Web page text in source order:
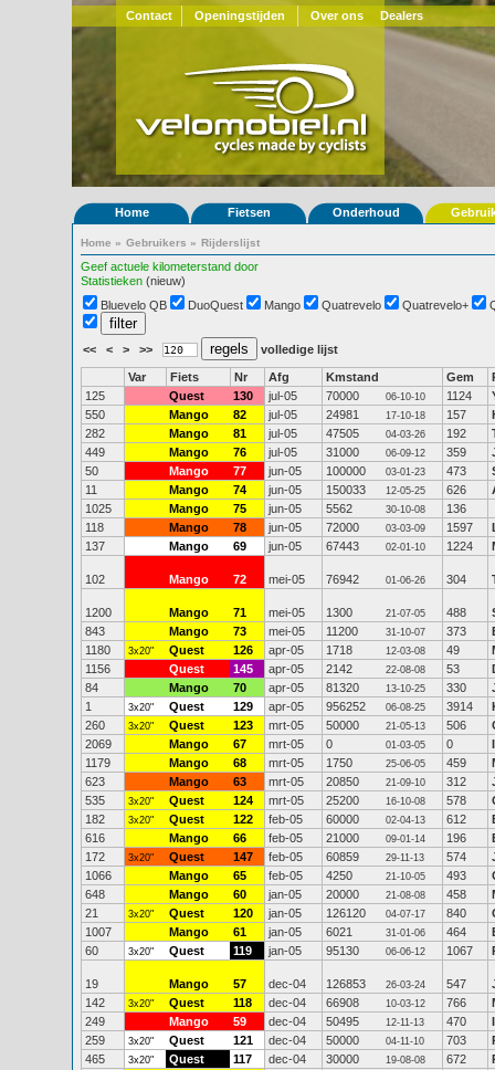
Contact Openingstijden Over ons Dealers
Home Fietsen Onderhoud
Home » Gebruikers » Rijderslijst
Geef actuele kilometerstand door
Statistieken (nieuw)
Bluevelo QB
DuoQuest Mango Quatrevelo Quatrevelo+
<< < > >> volledige lijst
Var Fiets Nr Afg Kmstand Gem
125
Quest 130 jul-05 70000 06-10-10 1124
550
Mango 82 jul-05 24981 17-10-18 157
282
Mango 81 jul-05 47505 04-03-26 192
449
Mango 76 jul-05 31000 06-09-12 359
50
Mango 77 jun-05 100000 03-01-23 473
11
Mango 74 jun-05 150033 12-05-25 626
1025
Mango 75 jun-05 5562 30-10-08
136
118
Mango 78 jun-05 72000 03-03-09 1597
137
Mango 69 jun-05 67443 02-01-10 1224
102 Mango 72 mei-05 76942 01-06-26 304
1200 Mango 71 mei-05 1300 21-07-05 488
843
Mango 73 mei-05 11200 31-10-07 373
1180
3x20" Quest 126 apr-05 1718 12-03-08 49
1156
Quest 145 apr-05 2142 22-08-08 53
84
Mango 70 apr-05 81320 13-10-25 330
1
3x20" Quest 129 apr-05 956252 06-08-25 3914
260
3x20" Quest 123 mrt-05 50000 21-05-13 506
2069
Mango 67 mrt-05 0 01-03-05 0
1179
Mango 68 mrt-05 1750 25-06-05 459
623
Mango 63 mrt-05 20850 21-09-10 312
535
3x20" Quest 124 mrt-05 25200 16-10-08 578
182
3x20" Quest 122 feb-05 60000 02-04-13 612
616
Mango 66 feb-05 21000 09-01-14 196
172
3x20" Quest 147 feb-05 60859 29-11-13 574
1066
Mango 65 feb-05 4250 21-10-05 493
648
Mango 60 jan-05 20000 21-08-08 458
21
3x20" Quest 120 jan-05 126120 04-07-17 840
1007
Mango 61 jan-05 6021 31-01-06 464
60
3x20" Quest 119 jan-05 95130 06-06-12 1067
19 Mango 57 dec-04 126853 26-03-24 547
142
3x20" Quest 118 dec-04 66908 10-03-12 766
249
Mango 59 dec-04 50495 12-11-13 470
259
3x20" Quest 121 dec-04 50000 04-11-10 703
465
3x20" Quest 117 dec-04 30000 19-08-08 672